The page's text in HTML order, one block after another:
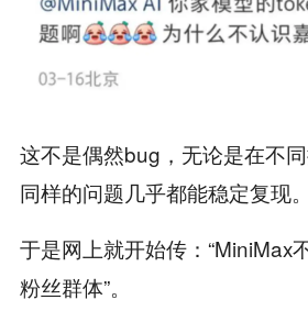
这不是偶然bug，无论是在不
同样的问题几乎都能稳定复现。
于是网上就开始传：“MiniMax
粉丝群体”。